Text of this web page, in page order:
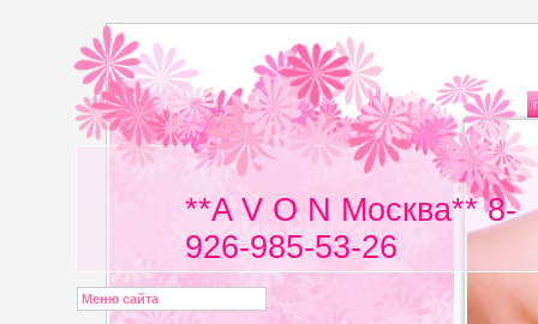
**A V O N Москва** 8-
926-985-53-26
Меню сайта